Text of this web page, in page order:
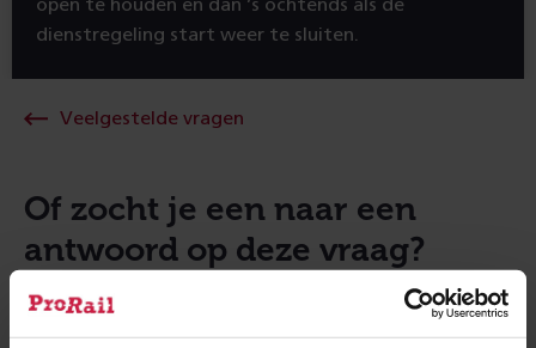
open te houden en dan ’s ochtends als de
dienstregeling start weer te sluiten.
Veelgestelde vragen
Of zocht je een naar een
antwoord op deze vraag?
Is de Spaarnebrug dicht tijdens de racedagen?